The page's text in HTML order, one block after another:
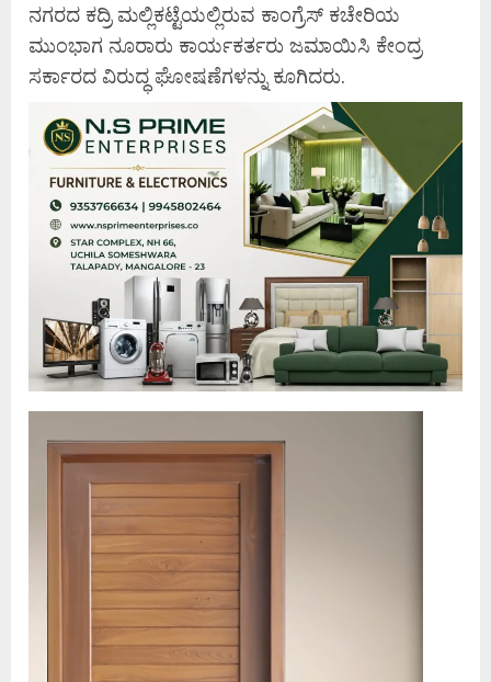
ನಗರದ ಕದ್ರಿ ಮಲ್ಲಿಕಟ್ಟೆಯಲ್ಲಿರುವ ಕಾಂಗ್ರೆಸ್ ಕಚೇರಿಯ
ಮುಂಭಾಗ ನೂರಾರು ಕಾರ್ಯಕರ್ತರು ಜಮಾಯಿಸಿ ಕೇಂದ್ರ
ಸರ್ಕಾರದ ವಿರುದ್ಧ ಘೋಷಣೆಗಳನ್ನು ಕೂಗಿದರು.